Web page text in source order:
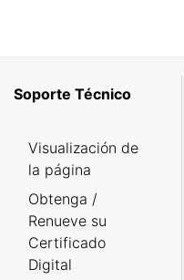
Soporte Técnico
Visualización de
la página
Obtenga /
Renueve su
Certificado
Digital